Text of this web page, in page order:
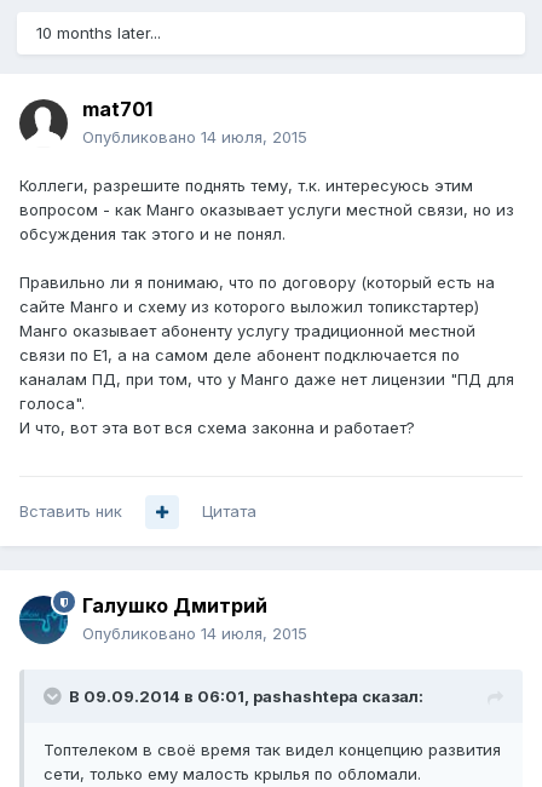
10 months later...
mat701
Опубликовано 14 июля, 2015
Коллеги, разрешите поднять тему, т.к. интересуюсь этим
вопросом - как Манго оказывает услуги местной связи, но из
обсуждения так этого и не понял.
Правильно ли я понимаю, что по договору (который есть на
сайте Манго и схему из которого выложил топикстартер)
Манго оказывает абоненту услугу традиционной местной
связи по Е1, а на самом деле абонент подключается по
каналам ПД, при том, что у Манго даже нет лицензии "ПД для
голоса".
И что, вот эта вот вся схема законна и работает?
Вставить ник Цитата
Галушко Дмитрий
Опубликовано 14 июля, 2015
В 09.09.2014 в 06:01, pashashtepa сказал:
Топтелеком в своё время так видел концепцию развития
сети, только ему малость крылья по обломали.